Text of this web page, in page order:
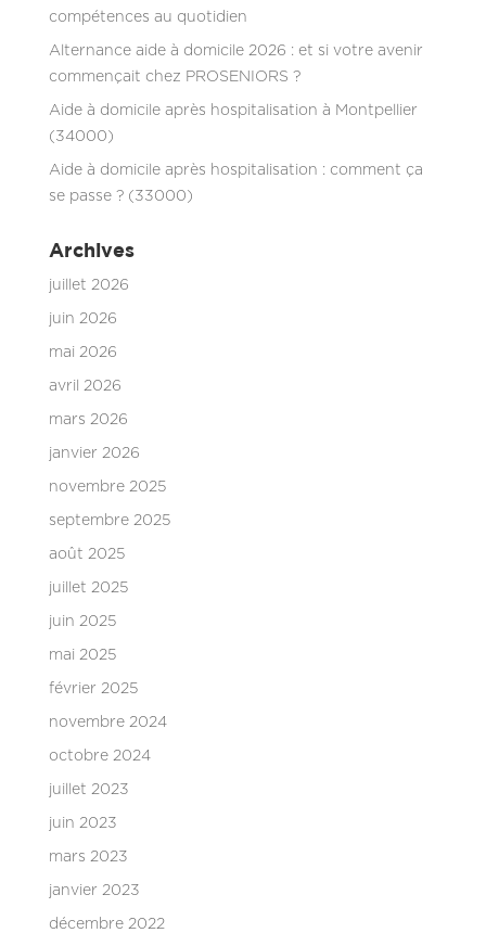
compétences au quotidien
Alternance aide à domicile 2026 : et si votre avenir
commençait chez PROSENIORS ?
Aide à domicile après hospitalisation à Montpellier
(34000)
Aide à domicile après hospitalisation : comment ça
se passe ? (33000)
Archives
juillet 2026
juin 2026
mai 2026
avril 2026
mars 2026
janvier 2026
novembre 2025
septembre 2025
août 2025
juillet 2025
juin 2025
mai 2025
février 2025
novembre 2024
octobre 2024
juillet 2023
juin 2023
mars 2023
janvier 2023
décembre 2022